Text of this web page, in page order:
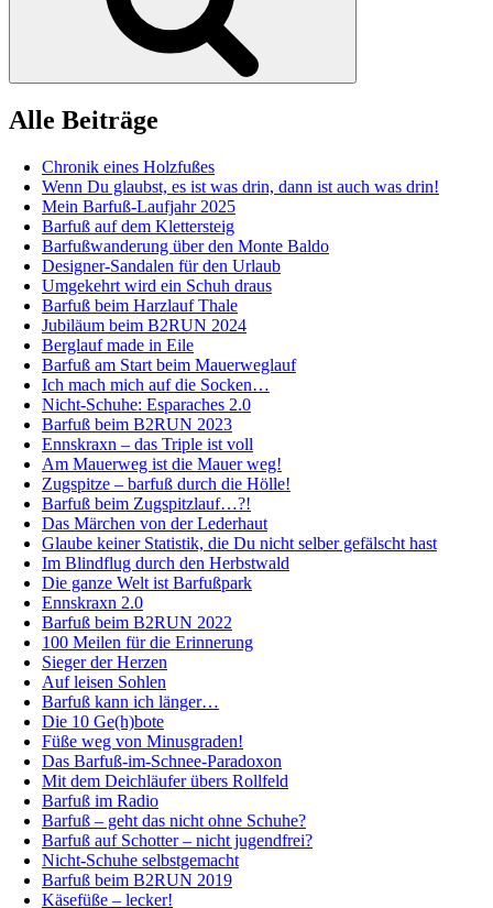
Alle Beiträge
Chronik eines Holzfußes
Wenn Du glaubst, es ist was drin, dann ist auch was drin!
Mein Barfuß-Laufjahr 2025
Barfuß auf dem Klettersteig
Barfußwanderung über den Monte Baldo
Designer-Sandalen für den Urlaub
Umgekehrt wird ein Schuh draus
Barfuß beim Harzlauf Thale
Jubiläum beim B2RUN 2024
Berglauf made in Eile
Barfuß am Start beim Mauerweglauf
Ich mach mich auf die Socken…
Nicht-Schuhe: Esparaches 2.0
Barfuß beim B2RUN 2023
Ennskraxn – das Triple ist voll
Am Mauerweg ist die Mauer weg!
Zugspitze – barfuß durch die Hölle!
Barfuß beim Zugspitzlauf…?!
Das Märchen von der Lederhaut
Glaube keiner Statistik, die Du nicht selber gefälscht hast
Im Blindflug durch den Herbstwald
Die ganze Welt ist Barfußpark
Ennskraxn 2.0
Barfuß beim B2RUN 2022
100 Meilen für die Erinnerung
Sieger der Herzen
Auf leisen Sohlen
Barfuß kann ich länger…
Die 10 Ge(h)bote
Füße weg von Minusgraden!
Das Barfuß-im-Schnee-Paradoxon
Mit dem Deichläufer übers Rollfeld
Barfuß im Radio
Barfuß – geht das nicht ohne Schuhe?
Barfuß auf Schotter – nicht jugendfrei?
Nicht-Schuhe selbstgemacht
Barfuß beim B2RUN 2019
Käsefüße – lecker!